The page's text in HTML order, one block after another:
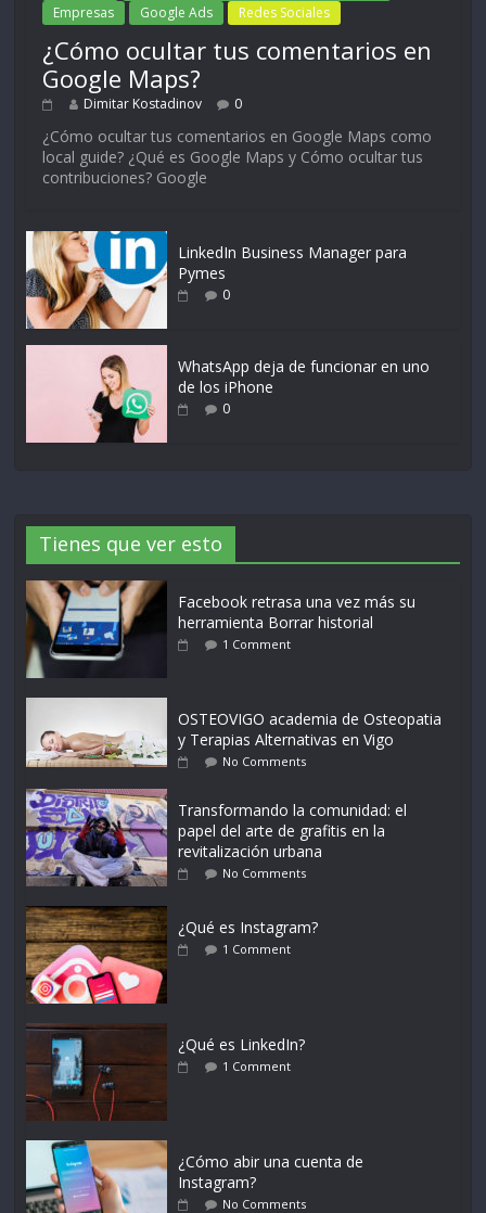
Empresas Google Ads Redes Sociales
¿Cómo ocultar tus comentarios en
Google Maps?
Dimitar Kostadinov 0
¿Cómo ocultar tus comentarios en Google Maps como
local guide? ¿Qué es Google Maps y Cómo ocultar tus
contribuciones? Google
LinkedIn Business Manager para
Pymes
0
WhatsApp deja de funcionar en uno
de los iPhone
0
Tienes que ver esto
Facebook retrasa una vez más su
herramienta Borrar historial
1 Comment
OSTEOVIGO academia de Osteopatia
y Terapias Alternativas en Vigo
No Comments
Transformando la comunidad: el
papel del arte de grafitis en la
revitalización urbana
No Comments
¿Qué es Instagram?
1 Comment
¿Qué es LinkedIn?
1 Comment
¿Cómo abir una cuenta de
Instagram?
No Comments